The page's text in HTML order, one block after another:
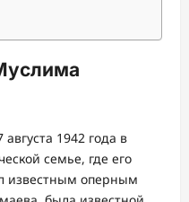
1942 года в
семье, где его
известным оперным